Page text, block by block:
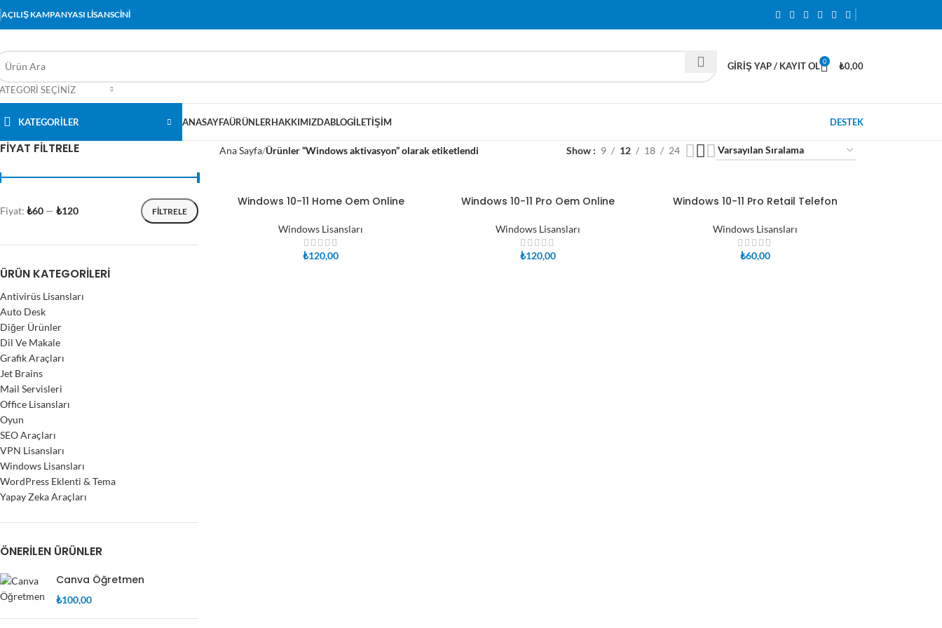
AÇILIŞ KAMPANYASI LİSANSCİNİ
SEÇINIZ
GIRIŞ YAP / KAYIT OL 0 ₺0,00
KATEGORİLER ANASAYFAÜRÜNLERHAKKIMIZDABLOGİLETIŞIM DESTEK
FIYAT FILTRELE
FILTRELE
Fiyat: ₺60 — ₺120
ÜRÜN KATEGORILERI
Antivirüs Lisansları
Auto Desk
Diğer Ürünler
Dil Ve Makale
Grafik Araçları
Jet Brains
Mail Servisleri
Office Lisansları
Oyun
SEO Araçları
VPN Lisansları
Windows Lisansları
WordPress Eklenti & Tema
Yapay Zeka Araçları
ÖNERILEN ÜRÜNLER
Canva Öğretmen
₺100,00
Ana Sayfa Ürünler “Windows aktivasyon” olarak etiketlendi Show 9 12 18 24
SEPETE EKLE
Windows 10-11 Home Oem Online
Windows Lisansları
₺120,00
SEPETE EKLE
Windows 10-11 Pro Oem Online
Windows Lisansları
₺120,00
SEPETE EKLE
Windows 10-11 Pro Retail Telefon
Windows Lisansları
₺60,00